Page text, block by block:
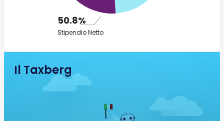
50.8%
Stipendio Netto
Il Taxberg